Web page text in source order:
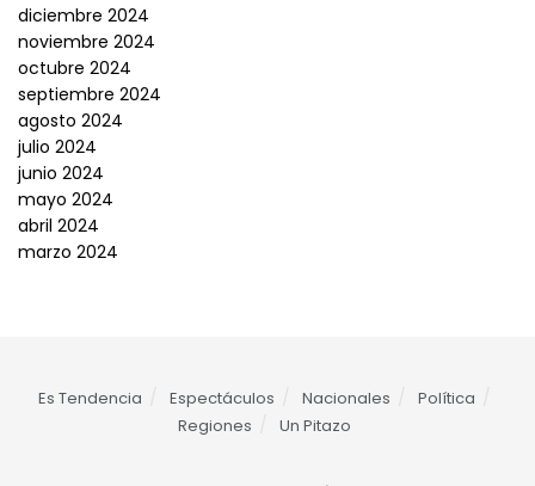
diciembre 2024
noviembre 2024
octubre 2024
septiembre 2024
agosto 2024
julio 2024
junio 2024
mayo 2024
abril 2024
marzo 2024
Es Tendencia Espectáculos Nacionales
Política
Regiones
Un Pitazo